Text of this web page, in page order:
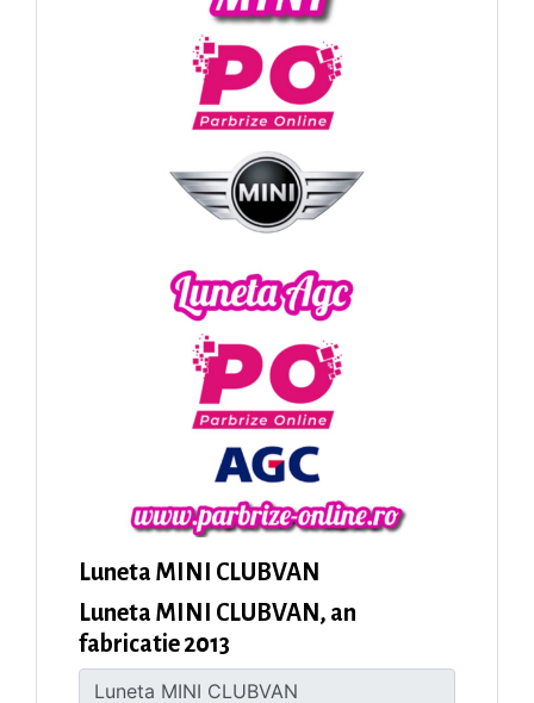
Luneta MINI CLUBVAN
Luneta MINI CLUBVAN, an
fabricatie 2013